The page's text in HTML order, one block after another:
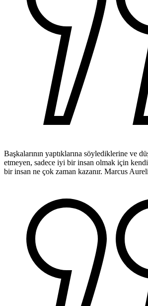
Başkalarının yaptıklarına söylediklerine ve
etmeyen, sadece iyi bir insan olmak için
bir insan ne çok zaman kazanır. Marcus